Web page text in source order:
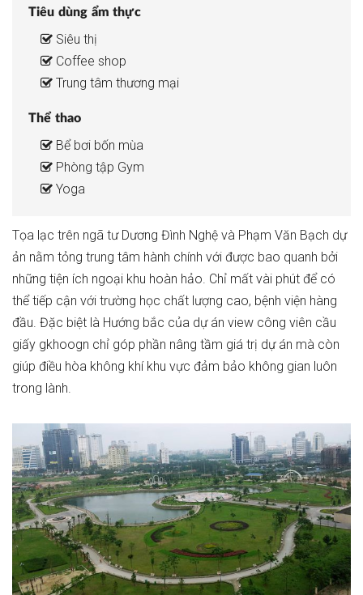
Tiêu dùng ẩm thực
Siêu thị
Coffee shop
Trung tâm thương mại
Thể thao
Bể bơi bốn mùa
Phòng tập Gym
Yoga
Tọa lạc trên ngã tư Dương Đình Nghệ và Phạm Văn Bạch dự
ản nằm tỏng trung tâm hành chính với được bao quanh bởi
những tiện ích ngoại khu hoàn hảo. Chỉ mất vài phút để có
thể tiếp cận với trường học chất lượng cao, bệnh viện hàng
đầu. Đặc biệt là Hướng bắc của dự án view công viên cầu
giấy gkhoogn chỉ góp phần nâng tầm giá trị dự án mà còn
giúp điều hòa không khí khu vực đảm bảo không gian luôn
trong lành.